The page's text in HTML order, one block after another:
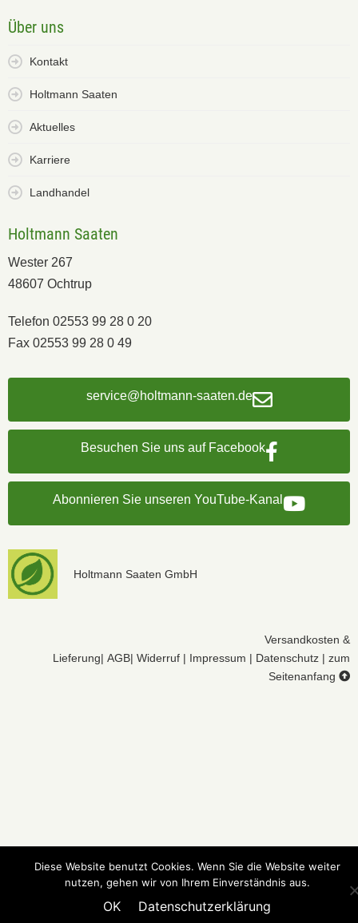
Über uns
Kontakt
Holtmann Saaten
Aktuelles
Karriere
Landhandel
Holtmann Saaten
Wester 267
48607 Ochtrup
Telefon 02553 99 28 0 20
Fax 02553 99 28 0 49
service@holtmann-saaten.de
Besuchen Sie uns auf Facebook
Abonnieren Sie unseren YouTube-Kanal
Holtmann Saaten GmbH
Versandkosten &
Lieferung| AGB| Widerruf | Impressum | Datenschutz | zum
Seitenanfang
Diese Website benutzt Cookies. Wenn Sie die Website weiter
nutzen, gehen wir von Ihrem Einverständnis aus.
OK Datenschutzerklärung